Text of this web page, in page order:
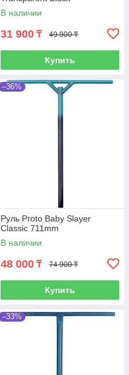
В наличии
31 900 ₸ 49 900 ₸
Купить
–36%
Руль Proto Baby Slayer
Classic 711mm
В наличии
48 000 ₸ 74 900 ₸
Купить
–33%